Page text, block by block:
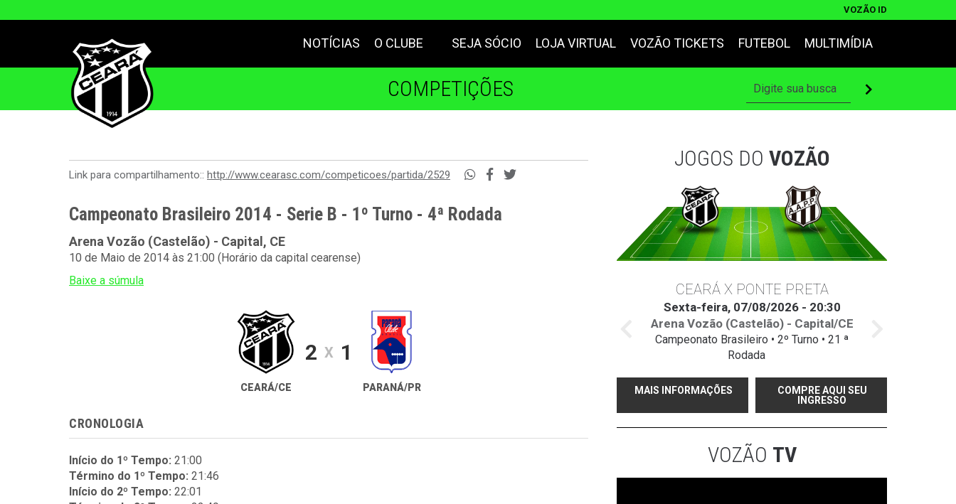
VOZÃO ID
NOTÍCIAS O CLUBE SEJA SÓCIO LOJA VIRTUAL VOZÃO TICKETS FUTEBOL MULTIMÍDIA
COMPETIÇÕES
Link para compartilhamento:: http://www.cearasc.com/competicoes/partida/2529
Campeonato Brasileiro 2014 - Serie B - 1º Turno - 4ª Rodada
Arena Vozão (Castelão) - Capital, CE
10 de Maio de 2014 às 21:00 (Horário da capital cearense)
Baixe a súmula
CEARÁ/CE
2 X 1
PARANÁ/PR
CRONOLOGIA
Início do 1º Tempo: 21:00
Término do 1º Tempo: 21:46
Início do 2º Tempo: 22:01
JOGOS DO VOZÃO
CEARÁ X PONTE PRETA
Sexta-feira, 07/08/2026 - 20:30
Arena Vozão (Castelão) - Capital/CE
Campeonato Brasileiro • 2º Turno • 21 ª
Rodada
MAIS INFORMAÇÕES
COMPRE AQUI SEU
INGRESSO
VOZÃO TV